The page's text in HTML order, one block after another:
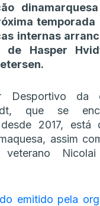
temporada
internas
de Hasper
Desportivo da
que se
2017, está
assim
emitido pela